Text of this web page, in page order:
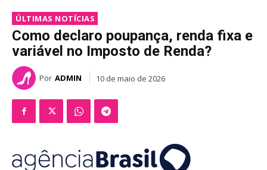
ÚLTIMAS NOTÍCIAS
Como declaro poupança, renda fixa e
variável no Imposto de Renda?
Por ADMIN 10 de maio de 2026